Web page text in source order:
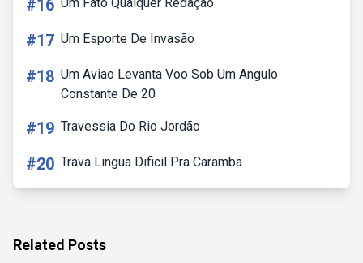
#16
#17 Um Esporte De Invasão
#18 Um Aviao Levanta Voo Sob Um Angulo
Constante De 20
#19 Travessia Do Rio Jordão
#20 Trava Lingua Dificil Pra Caramba
Related Posts